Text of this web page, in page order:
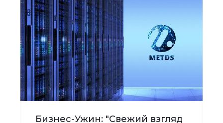
Бизнес-Ужин: "Свежий взгляд